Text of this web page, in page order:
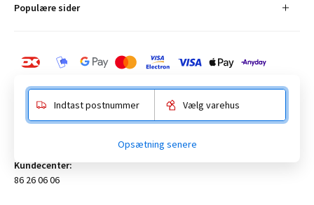
Populære sider
Anelystparken 16, 8381 Tilst. CVR-nummer 19555305
Kundecenter:
86 26 06 06
Indtast postnummer Vælg varehus
Opsætning senere